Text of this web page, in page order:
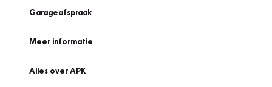
Garageafspraak
Meer informatie
Alles over APK